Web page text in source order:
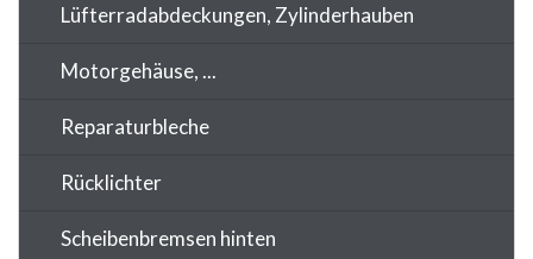
Lüfterradabdeckungen, Zylinderhauben
Motorgehäuse, ...
Reparaturbleche
Rücklichter
Scheibenbremsen hinten